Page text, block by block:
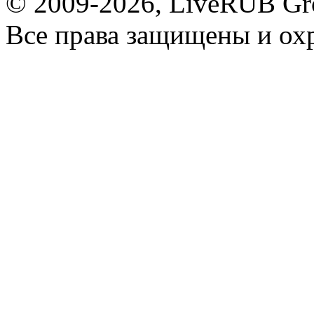
Все права защищены и